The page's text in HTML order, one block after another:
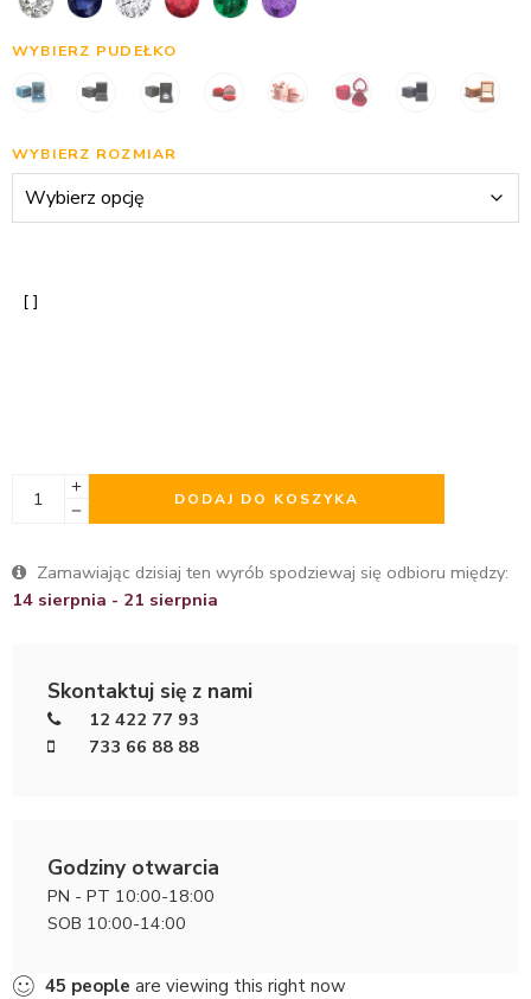
WYBIERZ PUDEŁKO
WYBIERZ ROZMIAR
DODAJ DO KOSZYKA
Zamawiając dzisiaj ten wyrób spodziewaj się odbioru między:
14 sierpnia - 21 sierpnia
Skontaktuj się z nami
12 422 77 93
733 66 88 88
Godziny otwarcia
PN - PT 10:00-18:00
SOB 10:00-14:00
45 people are viewing this right now